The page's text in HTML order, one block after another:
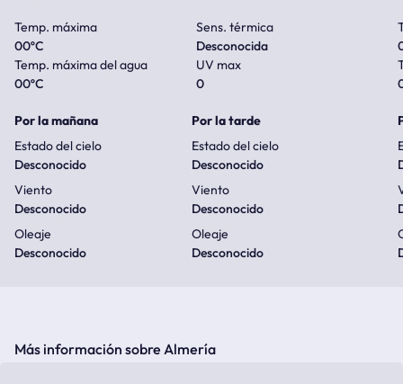
Temp. máxima
00ºC
Sens. térmica
Desconocida
Temp. máxima del agua
00ºC
UV max
0
Por la mañana
Estado del cielo
Desconocido
Viento
Desconocido
Oleaje
Desconocido
Por la tarde
Estado del cielo
Desconocido
Viento
Desconocido
Oleaje
Desconocido
Más información sobre Almería